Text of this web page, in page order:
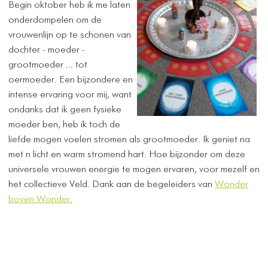
​Begin oktober heb ik me laten
onderdompelen om de
vrouwenlijn op te schonen van
dochter - moeder -
grootmoeder ... tot
oermoeder. Een bijzondere en
intense ervaring voor mij, want
ondanks dat ik geen fysieke
moeder ben, heb ik toch de
liefde mogen voelen stromen als grootmoeder. Ik geniet na
met n licht en warm stromend hart. Hoe bijzonder om deze
universele vrouwen energie te mogen ervaren, voor mezelf en
het collectieve Veld. Dank aan de begeleiders van Wonder
boven Wonder.